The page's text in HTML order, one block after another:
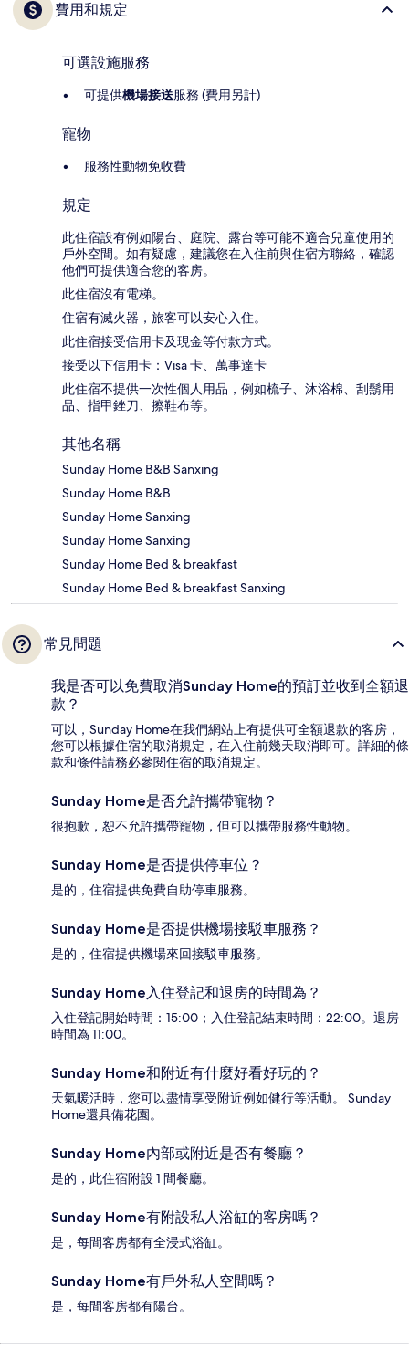
費用和規定
可選設施服務
可提供機場接送服務 (費用另計)
寵物
服務性動物免收費
規定
此住宿設有例如陽台、庭院、露台等可能不適合兒童使用的
戶外空間。如有疑慮，建議您在入住前與住宿方聯絡，確認
他們可提供適合您的客房。
此住宿沒有電梯。
住宿有滅火器，旅客可以安心入住。
此住宿接受信用卡及現金等付款方式。
接受以下信用卡：Visa 卡、萬事達卡
此住宿不提供一次性個人用品，例如梳子、沐浴棉、刮鬍用
品、指甲銼刀、擦鞋布等。
其他名稱
Sunday Home B&B Sanxing
Sunday Home B&B
Sunday Home Sanxing
Sunday Home Sanxing
Sunday Home Bed & breakfast
Sunday Home Bed & breakfast Sanxing
常見問題
我是否可以免費取消Sunday Home的預訂並收到全額退
款？
可以，Sunday Home在我們網站上有提供可全額退款的客房，
您可以根據住宿的取消規定，在入住前幾天取消即可。詳細的條
款和條件請務必參閱住宿的取消規定。
Sunday Home是否允許攜帶寵物？
很抱歉，恕不允許攜帶寵物，但可以攜帶服務性動物。
Sunday Home是否提供停車位？
是的，住宿提供免費自助停車服務。
Sunday Home是否提供機場接駁車服務？
是的，住宿提供機場來回接駁車服務。
Sunday Home入住登記和退房的時間為？
入住登記開始時間：15:00；入住登記結束時間：22:00。退房
時間為 11:00。
Sunday Home和附近有什麼好看好玩的？
天氣暖活時，您可以盡情享受附近例如健行等活動。 Sunday
Home還具備花園。
Sunday Home內部或附近是否有餐廳？
是的，此住宿附設 1 間餐廳。
Sunday Home有附設私人浴缸的客房嗎？
是，每間客房都有全浸式浴缸。
Sunday Home有戶外私人空間嗎？
是，每間客房都有陽台。